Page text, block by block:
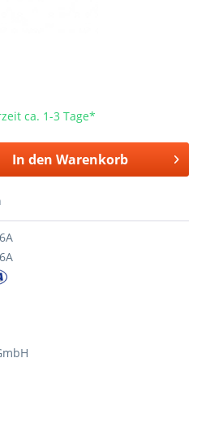
ca. 1-3 Tage*
In den Warenkorb